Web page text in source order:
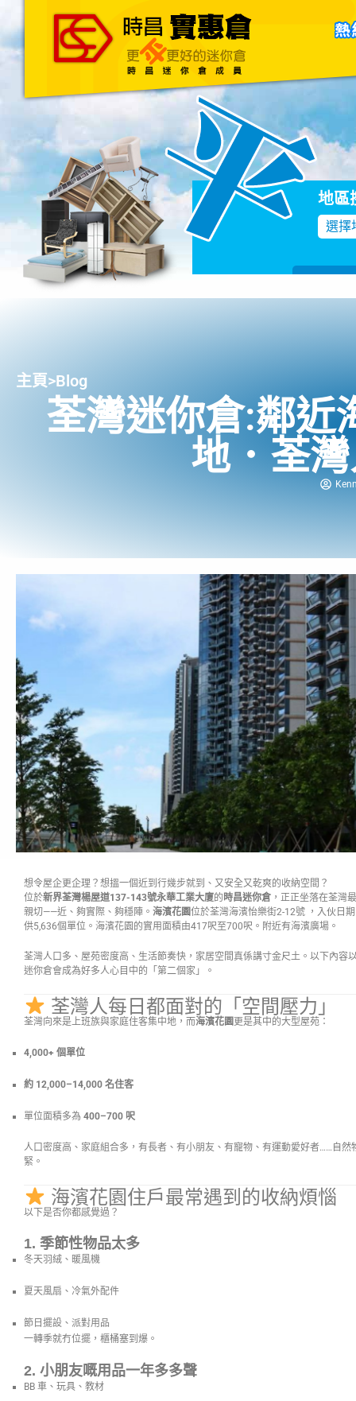
主頁 關於我們 聯絡我們
地區
選擇
主頁>Blog
荃灣迷你倉:鄰近
地．荃
想令屋企更企理？想搵一個近到行幾步就到、又安全又乾爽的收納空間？
位於新界荃灣楊屋道137-143號永華工業大廈的時昌迷你倉 ，正正坐落在荃灣
親切——近、夠實際、夠穩陣。 海濱花園位於荃灣海濱怡樂街2-12號 ，入伙日
供5,636個單位。海濱花園的實用面積由417呎至700呎。附近有海濱廣場。
荃灣人口多、屋苑密度高、生活節奏快，家居空間真係講寸金尺土。以下內容
迷你倉會成為好多人心目中的「第二個家」。
荃灣人每日都面對的「空間壓力」
荃灣向來是上班族與家庭住客集中地，而海濱花園 更是其中的大型屋苑：
4,000+ 個單位
約 12,000–14,000 名住客
單位面積多為 400–700 呎
人口密度高、家庭組合多，有長者、有小朋友、有寵物、有運動愛好者……自然
緊。
海濱花園住戶最常遇到的收納煩惱
以下是否你都感覺過？
1. 季節性物品太多
冬天羽絨、暖風機
夏天風扇、冷氣外配件
節日擺設、派對用品
一轉季就冇位擺，櫃桶塞到爆。
2. 小朋友嘅用品一年多多聲
BB 車、玩具、教材